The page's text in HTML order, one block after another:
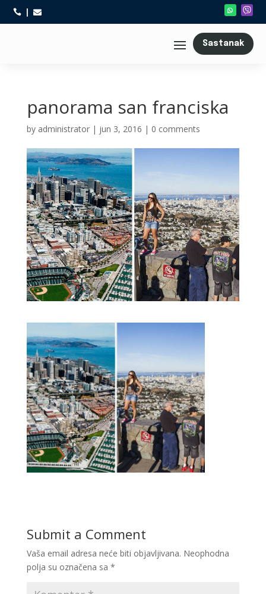
 
Sastanak
panorama san franciska
by administrator| jun 3, 2016 | 0 comments
Submit a Comment
Vaša email adresa neće biti objavljivana. Neophodna
polja su označena sa *